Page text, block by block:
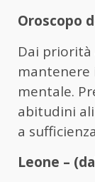
Oroscopo
Dai priorità
mantenere
mentale.
abitudini
a
Leone –